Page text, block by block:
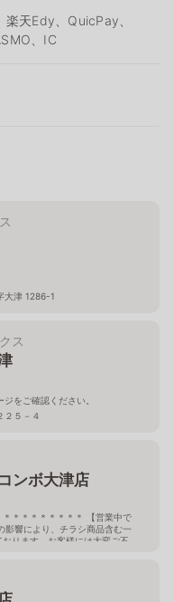
天Edy、QuicPay、
、IC
大津 1286-1
ス
をご確認ください。
２５－４
ンボ大津店
＊＊＊＊＊＊＊＊＊ 【営業中で
影響により、チラシ商品含む一
ります。お客様には大変ご不
＊＊＊＊＊＊＊＊＊＊＊＊＊＊